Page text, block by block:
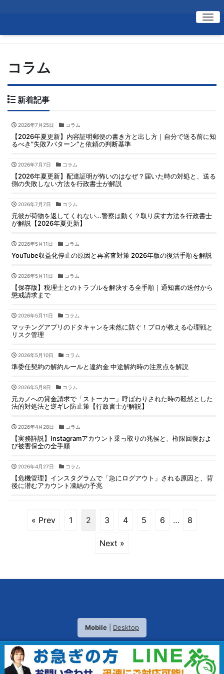
コラム
新着記事
2026年7月25日 コラム
【2026年夏更新】内容証明郵便の書き方と出し方｜自分で送る前に知
るべき”失敗7パターン”と依頼の判断基準
2026年7月7日 コラム
【2026年夏更新】配達証明が怖いのはなぜ？届いた時の対処と、送る
側の失敗しない方法を行政書士が解説
2026年7月7日 コラム
元彼が荷物を返してくれない…警察は動く？取り戻す方法を行政書士
が解説【2026年夏更新】
2026年5月11日 コラム
YouTube収益化停止の原因と再審査対策 2026年版の復活手順を解説
2026年5月11日 コラム
【保存版】税理士とのトラブルを解決する全手順｜通知書の送付から
懲戒請求まで
2026年5月11日 コラム
マッチングアプリのドタキャンを未然に防ぐ！プロが教える心理戦と
リスク管理
2026年5月10日 コラム
準委任契約の解約ルールと違約金 中途解約時の注意点を解説
2026年5月8日 コラム
元カノへの貸金請求で「ストーカー」呼ばわりされた時の毅然とした
法的対処法と逆ギレ防止策【行政書士が解説】
2026年4月28日 コラム
【実務詳説】Instagramアカウント乗っ取りの兆候と、権限回復およ
び被害保全の全手順
2026年4月27日 コラム
【危機管理】インスタグラムで「急にログアウト」される原因と、背
後に潜むアカウント凍結の予兆
« Prev 1 2 3 4 5 6 … 8
Next »
Mobile Desktop
(C) 2026内容証明郵便.jp . All rights reserved.